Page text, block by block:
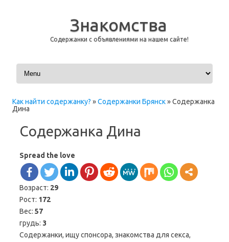
Знакомства
Содержанки с объявлениями на нашем сайте!
Перейти к содержимому
Как найти содержанку? »Содержанки Брянск»Содержанка
Дина
Содержанка Дина
Spread the love
Возраст: 29
Рост: 172
Вес: 57
грудь: 3
Содержанки, ищу спонсора, знакомства для секса,